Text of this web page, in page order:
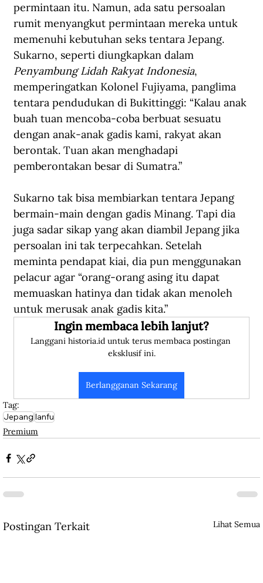
permintaan itu. Namun, ada satu persoalan
rumit menyangkut permintaan mereka untuk
memenuhi kebutuhan seks tentara Jepang.
Sukarno, seperti diungkapkan dalam
Penyambung Lidah Rakyat Indonesia,
memperingatkan Kolonel Fujiyama, panglima
tentara pendudukan di Bukittinggi: “Kalau anak
buah tuan mencoba-coba berbuat sesuatu
dengan anak-anak gadis kami, rakyat akan
berontak. Tuan akan menghadapi
pemberontakan besar di Sumatra.”
Sukarno tak bisa membiarkan tentara Jepang
bermain-main dengan gadis Minang. Tapi dia
juga sadar sikap yang akan diambil Jepang jika
persoalan ini tak terpecahkan. Setelah
meminta pendapat kiai, dia pun menggunakan
pelacur agar “orang-orang asing itu dapat
memuaskan hatinya dan tidak akan menoleh
untuk merusak anak gadis kita.”
Ingin membaca lebih lanjut?
Langgani historia.id untuk terus membaca postingan
eksklusif ini.
Berlangganan Sekarang
Tag:
JepangIanfu
Premium
Postingan Terkait Lihat Semua